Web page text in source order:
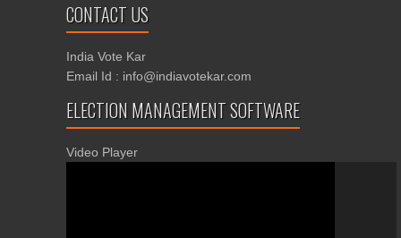
CONTACT US
India Vote Kar
Email Id : info@indiavotekar.com
ELECTION MANAGEMENT SOFTWARE
Video Player